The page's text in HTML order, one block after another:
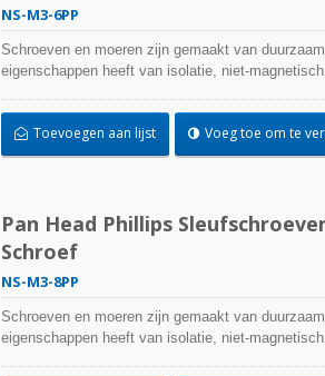
NS-M3-6PP
Schroeven en moeren zijn gemaakt van
eigenschappen heeft van isolatie, niet-
Toevoegen aan lijst Voeg toe om te
Pan Head Phillips
Schroef
NS-M3-8PP
Schroeven en moeren zijn gemaakt van
eigenschappen heeft van isolatie, niet-